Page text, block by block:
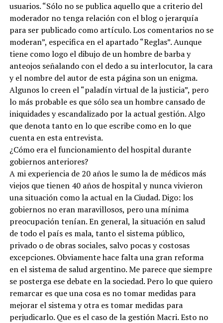
usuarios. “Sólo no se publica aquello que a criterio del
moderador no tenga relación con el blog o jerarquía
para ser publicado como artículo. Los comentarios no se
moderan”, especifica en el apartado “Reglas”. Aunque
tiene como logo el dibujo de un hombre de barba y
anteojos señalando con el dedo a su interlocutor, la cara
y el nombre del autor de esta página son un enigma.
Algunos lo creen el “paladín virtual de la justicia”, pero
lo más probable es que sólo sea un hombre cansado de
iniquidades y escandalizado por la actual gestión. Algo
que denota tanto en lo que escribe como en lo que
cuenta en esta entrevista.
¿Cómo era el funcionamiento del hospital durante
gobiernos anteriores?
A mi experiencia de 20 años le sumo la de médicos más
viejos que tienen 40 años de hospital y nunca vivieron
una situación como la actual en la Ciudad. Digo: los
gobiernos no eran maravillosos, pero una mínima
preocupación tenían. En general, la situación en salud
de todo el país es mala, tanto el sistema público,
privado o de obras sociales, salvo pocas y costosas
excepciones. Obviamente hace falta una gran reforma
en el sistema de salud argentino. Me parece que siempre
se posterga ese debate en la sociedad. Pero lo que quiero
remarcar es que una cosa es no tomar medidas para
mejorar el sistema y otra es tomar medidas para
perjudicarlo. Que es el caso de la gestión Macri. Esto no